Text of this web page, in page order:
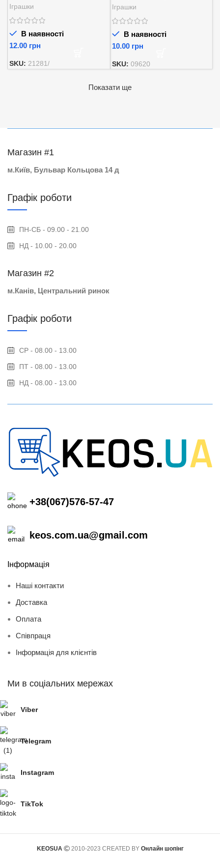
Іграшки
В наявності
грн
SKU: 21281/
Іграшки
В наявності
грн
SKU: 09620
Показати ще
Магазин #1
м.Київ, Бульвар Кольцова 14 д
Графік роботи
ПН-СБ - 09.00 - 21.00
НД - 10.00 - 20.00
Магазин #2
м.Канів, Центральний ринок
Графік роботи
СР - 08.00 - 13.00
ПТ - 08.00 - 13.00
НД - 08.00 - 13.00
+38(067)576-57-47
keos.com.ua@gmail.com
Інформація
Наші контакти
Доставка
Оплата
Співпраця
Інформація для клієнтів
Ми в соціальних мережах
Viber
Telegram
Instagram
TikTok
KEOSUA 2010-2023 CREATED BY Онлайн шопінг